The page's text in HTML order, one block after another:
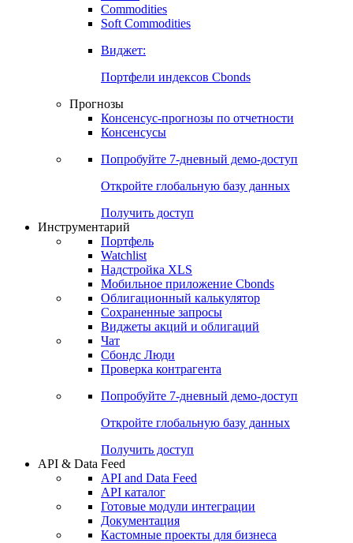
Commodities
Soft Commodities
Виджет:
Портфели индексов Cbonds
Прогнозы
Консенсус-прогнозы по отчетности
Консенсусы
Попробуйте 7-дневный демо-доступ
Откройте глобальную базу данных
Получить доступ
Инструментарий
Портфель
Watchlist
Надстройка XLS
Мобильное приложение Cbonds
Облигационный калькулятор
Сохраненные запросы
Виджеты акций и облигаций
Чат
Сбондс Люди
Проверка контрагента
Попробуйте 7-дневный демо-доступ
Откройте глобальную базу данных
Получить доступ
API & Data Feed
API and Data Feed
API каталог
Готовые модули интеграции
Документация
Кастомные проекты для бизнеса